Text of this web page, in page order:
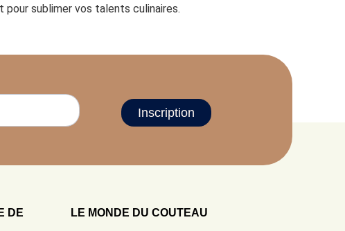
sublimer vos talents culinaires.
Inscription
DE
LE MONDE DU COUTEAU